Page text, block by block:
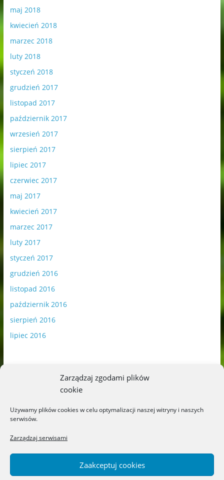
Zarządzaj zgodami plików
cookie
Używamy plików cookies w celu optymalizacji naszej witryny i naszych
serwisów.
Zarządzaj serwisami
Zaakceptuj cookies
maj 2018
kwiecień 2018
marzec 2018
luty 2018
styczeń 2018
grudzień 2017
listopad 2017
październik 2017
wrzesień 2017
sierpień 2017
lipiec 2017
czerwiec 2017
maj 2017
kwiecień 2017
marzec 2017
luty 2017
styczeń 2017
grudzień 2016
listopad 2016
październik 2016
sierpień 2016
lipiec 2016